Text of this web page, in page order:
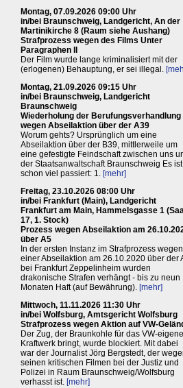
Montag, 07.09.2026 09:00 Uhr
in/bei Braunschweig, Landgericht, An der
Martinikirche 8 (Raum siehe Aushang)
Strafprozess wegen des Films Unter
Paragraphen II
Der Film wurde lange kriminalisiert mit der
(erlogenen) Behauptung, er sei illegal.
Montag, 21.09.2026 09:15 Uhr
in/bei Braunschweig, Landgericht
Braunschweig
Wiederholung der Berufungsverhandlung
wegen Abseilaktion über der A39
Worum gehts? Ursprünglich um eine
Abseilaktion über der B39, mittlerweile um
eine gefestigte Feindschaft zwischen uns
der Staatsanwaltschaft Braunschweig Es ist
schon viel passiert: 1. [mehr]
Freitag, 23.10.2026 08:00 Uhr
in/bei Frankfurt (Main), Landgericht
Frankfurt am Main, Hammelsgasse 1
17, 1. Stock)
Prozess wegen Abseilaktion am
über A5
In der ersten Instanz im Strafprozess wegen
einer Abseilaktion am 26.10.2020 über der
bei Frankfurt Zeppelinheim wurden
drakonische Strafen verhängt - bis zu neun
Monaten Haft (auf Bewährung). [mehr]
Mittwoch, 11.11.2026 11:30 Uhr
in/bei Wolfsburg, Amtsgericht Wolfsburg
Strafprozess wegen Aktion auf VW-
Der Zug, der Braunkohle für das VW-eigene
Kraftwerk bringt, wurde blockiert. Mit dabei
war der Journalist Jörg Bergstedt, der
seinen kritischen Filmen bei der Justiz und
Polizei in Raum Braunschweig/Wolfsburg
verhasst ist. [mehr]